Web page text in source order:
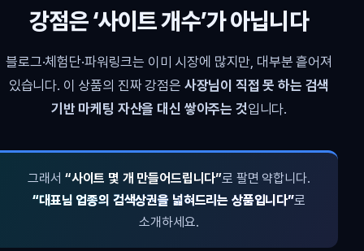
강점은 ‘사이트 개수’가 아닙니다
블로그·체험단·파워링크는 이미 시장에 많지만, 대부분 흩어져
있습니다. 이 상품의 진짜 강점은 사장님이 직접 못 하는 검색
기반 마케팅 자산을 대신 쌓아주는 것입니다.
그래서 “사이트 몇 개 만들어드립니다”로 팔면 약합니다.
“대표님 업종의 검색상권을 넓혀드리는 상품입니다”로
소개하세요.